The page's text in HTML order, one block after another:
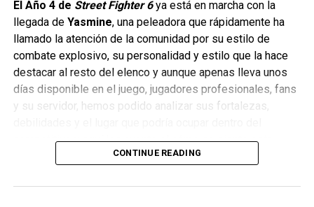
RELATED TOPICS: ACTIVISION ALPHA
CALL OF DUTY
CALL OF DUTY: VANGUARD
PLAYSTATION 4 PLAYSTATION 5
UP NEXT
Estos fueron los anuncios de Xbox en
Gamescom 2021
DON'T MISS
El Año 4 de Street Fighter 6ya está en marcha con la
llegada de Yasmine, una peleadora que rápidamente ha
llamado la atención de la comunidad por su estilo de
combate explosivo, su personalidad y estilo que la hace
destacar al resto del elenco y aunque apenas lleva unos
días disponible en el juego, jugadores profesionales, fans
y su servidor, hemos podido analizar sus fortalezas,
competitivo y aquí les cuento el cómo se siente esta
CONTINUE READING